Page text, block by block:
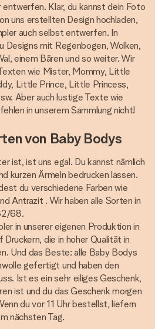
Klar, du kannst dein Foto
uns erstellten Design hochladen,
auch selbst entwerfen. In
Designs mit Regenbogen, Wolken,
einem Bären und so weiter. Wir
wie Mister, Mommy, Little
Little Prince, Little Princess,
Aber auch lustige Texte wie
in unserem Sammlung nicht!
von Baby Bodys
ist, ist uns egal. Du kannst nämlich
kurzen Ärmeln bedrucken lassen.
du verschiedene Farben wie
Antrazit . Wir haben alle Sorten in
68.
in unserer eigenen Produktion in
die in hoher Qualität in
Und das Beste: alle Baby Bodys
gefertigt und haben den
Ist es ein sehr eiliges Geschenk,
ist und du das Geschenk morgen
du vor 11 Uhr bestellst, liefern
nächsten Tag.